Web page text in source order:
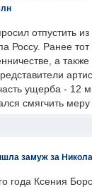
отпустить
Россу. Ранее
а также
ущерба - 12
смягчить
замуж за
года Ксения